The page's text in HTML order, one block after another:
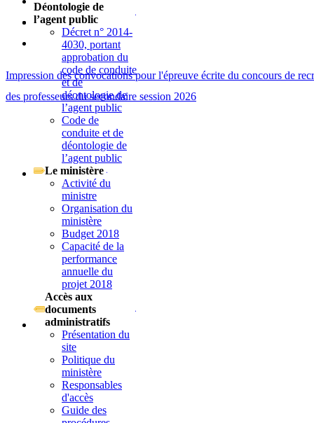
Impression des convocations pour l'épreuve écrite du concours de
des professeurs du secondaire session 2026
Déontologie de
l’agent public
Décret n° 2014-
4030, portant
approbation du
code de conduite
et de
déontologie de
l’agent public
Code de
conduite et de
déontologie de
l’agent public
Le ministère
Activité du
ministre
Organisation du
ministère
Budget 2018
Capacité de la
performance
annuelle du
projet 2018
Accès aux
documents
administratifs
Présentation du
site
Politique du
ministère
Responsables
d'accès
Guide des